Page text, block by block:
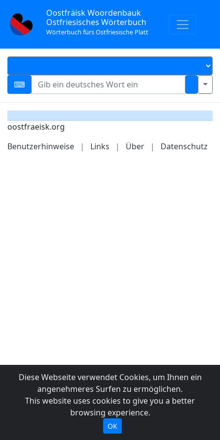
Oostfräisk Woordenbauk
Ostfriesisches Wörterbuch
Wörterbuch fürs Ostfriesische Platt
oostfraeisk.org
Benutzerhinweise
| Links | Über | Datenschutz
Diese Webseite verwendet Cookies, um Ihnen ein
angenehmeres Surfen zu ermöglichen.
This website uses cookies to give you a better
browsing experience.
OK